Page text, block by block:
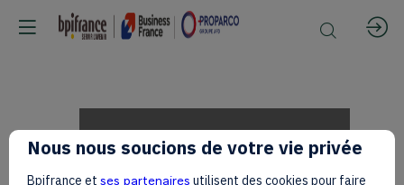
Charles
Nous nous soucions de votre vie privée
Bpifrance et ses partenaires utilisent des cookies pour faire